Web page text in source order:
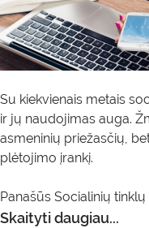
Su kiekvienais metais
ir jų naudojimas auga.
asmeninių priežasčių,
plėtojimo įrankį.
Panašūs Socialinių
Skaityti daugiau...